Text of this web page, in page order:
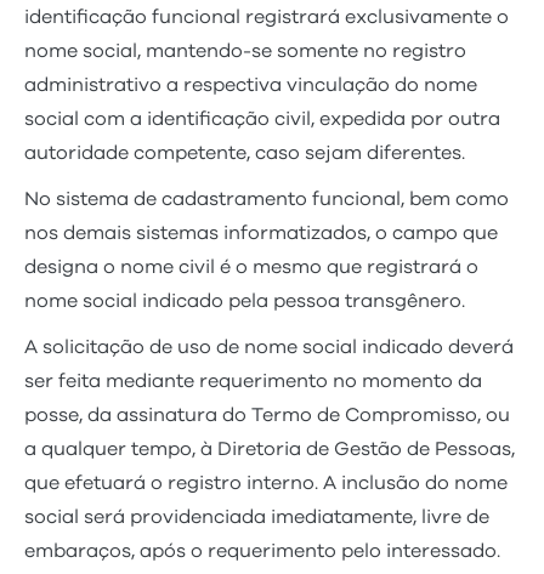
identificação funcional registrará exclusivamente o
nome social, mantendo-se somente no registro
administrativo a respectiva vinculação do nome
social com a identificação civil, expedida por outra
autoridade competente, caso sejam diferentes.
No sistema de cadastramento funcional, bem como
nos demais sistemas informatizados, o campo que
designa o nome civil é o mesmo que registrará o
nome social indicado pela pessoa transgênero.
A solicitação de uso de nome social indicado deverá
ser feita mediante requerimento no momento da
posse, da assinatura do Termo de Compromisso, ou
a qualquer tempo, à Diretoria de Gestão de Pessoas,
que efetuará o registro interno. A inclusão do nome
social será providenciada imediatamente, livre de
embaraços, após o requerimento pelo interessado.